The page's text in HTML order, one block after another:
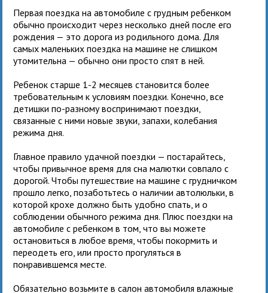
Первая поездка на автомобиле с грудным ребенком
обычно происходит через несколько дней после его
рождения — это дорога из родильного дома. Для
самых маленьких поездка на машине не слишком
утомительна — обычно они просто спят в ней.
Ребенок старше 1-2 месяцев становится более
требовательным к условиям поездки. Конечно, все
детишки по-разному воспринимают поездки,
связанные с ними новые звуки, запахи, колебания
режима дня.
Главное правило удачной поездки — постарайтесь,
чтобы привычное время для сна малютки совпало с
дорогой. Чтобы путешествие на машине с грудничком
прошло легко, позаботьтесь о наличии автолюльки, в
которой крохе должно быть удобно спать, и о
соблюдении обычного режима дня. Плюс поездки на
автомобиле с ребенком в том, что вы можете
остановиться в любое время, чтобы покормить и
переодеть его, или просто прогуляться в
понравившемся месте.
Обязательно возьмите в салон автомобиля влажные